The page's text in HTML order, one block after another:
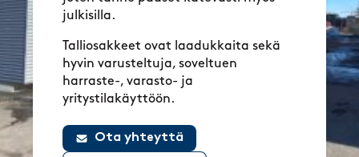
julkisilla.
Talliosakkeet ovat laadukkaita sekä
hyvin varusteltuja, soveltuen
harraste-, varasto- ja
yritystilakäyttöön.
Ota yhteyttä